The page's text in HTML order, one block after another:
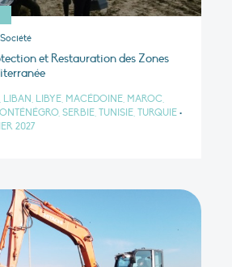
et Restauration des Zones
LIBYE, MACÉDOINE, MAROC,
SERBIE, TUNISIE, TURQUIE •
2027